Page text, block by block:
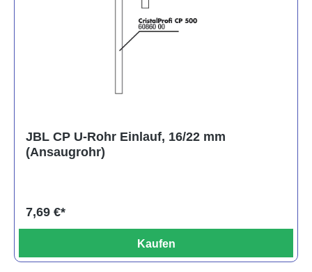
JBL CP U-Rohr Einlauf, 16/22 mm
(Ansaugrohr)
7,69 €*
Kaufen